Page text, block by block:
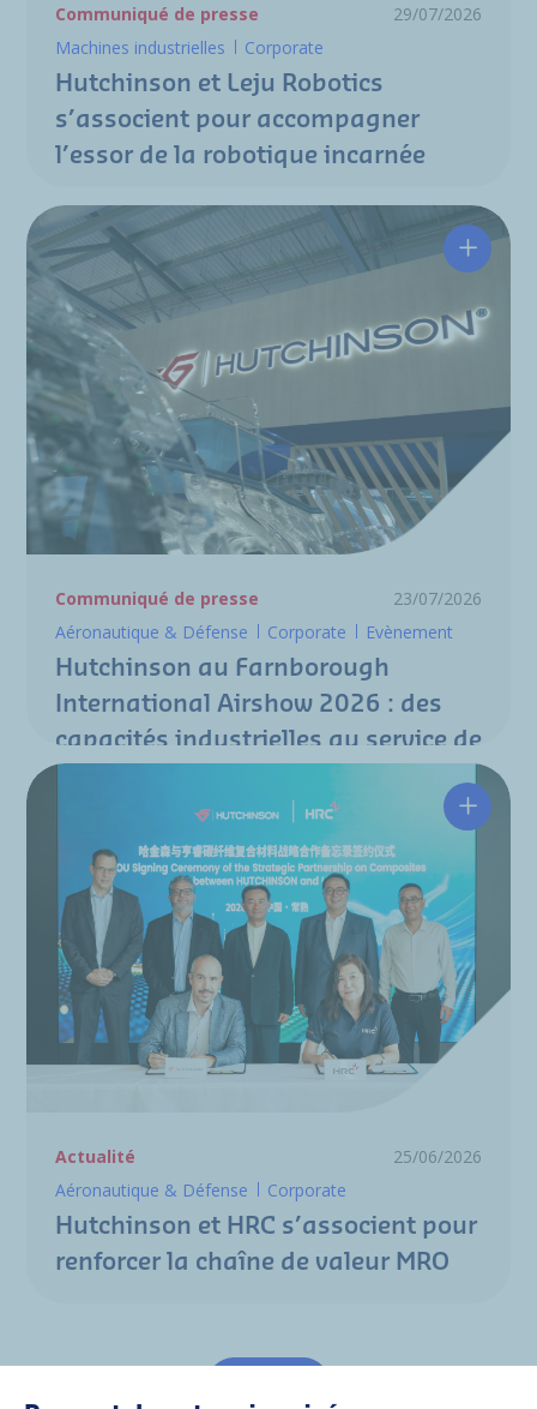
Communiqué de presse
29/07/2026
Machines industrielles
Corporate
Hutchinson et Leju Robotics
s’associent pour accompagner
l’essor de la robotique incarnée
Communiqué de presse
23/07/2026
Aéronautique & Défense
Corporate Evènement
Hutchinson au Farnborough
International Airshow 2026 : des
capacités industrielles au service de
programmes aéronautiques
Actualité
25/06/2026
Aéronautique & Défense
Corporate
Hutchinson et HRC s’associent pour
renforcer la chaîne de valeur MRO